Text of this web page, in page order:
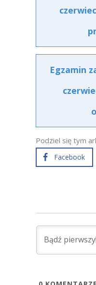
Egzamin
Podziel się tym
Facebook